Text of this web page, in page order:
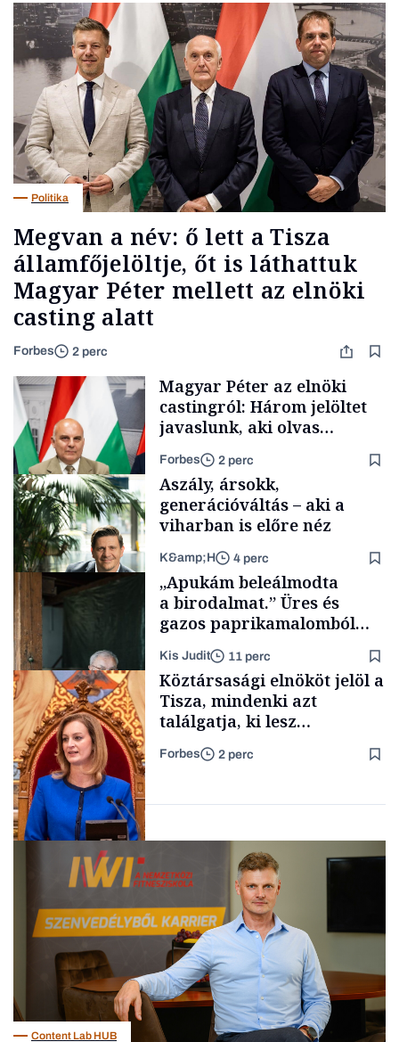
Politika
Megvan a név: ő lett a Tisza
államfőjelöltje, őt is láthattuk
Magyar Péter mellett az elnöki
casting alatt
Forbes 2 perc
Politika
Magyar Péter az elnöki
castingról: Három jelöltet
javaslunk, aki olvas
híreket, nem fog
meglepődni
Forbes 2 perc
TÁMOGATÓI
TARTALOM
Aszály, ársokk,
generációváltás – aki a
viharban is előre néz
K&amp;H 4 perc
Családi
vállalkozások
„Apukám beleálmodta
a birodalmat.” Üres és
gazos paprikamalomból
lett az igazi családi
fűszersztori
Kis Judit 11 perc
Köztársasági elnököt jelöl a
Tisza, mindenki azt
találgatja, ki lesz
szombaton a befutó –
soroljuk az eddig felmerült
Forbes 2 perc
Content Lab HUB